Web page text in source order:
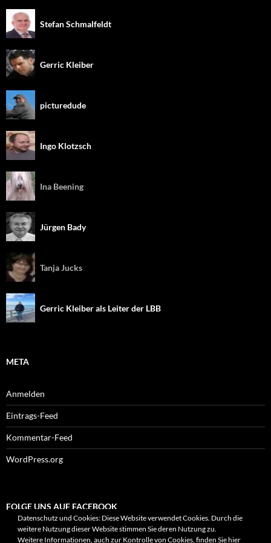
Stefan Schmalfeldt
Gerric Kleiber
picturedude
Ingo Klotzsch
Ina Beening
Jürgen Bady
Tanja Jucks
Gerric Kleiber als Leiter der LBB
META
Anmelden
Eintrags-Feed
Kommentar-Feed
WordPress.org
FOLGE UNS AUF FACEBOOK
Datenschutz und Cookies: Diese Website verwendet Cookies. Durch die
weitere Nutzung dieser Website stimmen Sie deren Nutzung zu.
Weitere Informationen, auch zur Kontrolle von Cookies, finden Sie hier